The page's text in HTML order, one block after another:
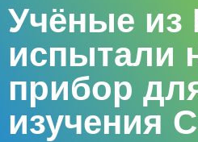
Учёные из
испытали
прибор
изучения